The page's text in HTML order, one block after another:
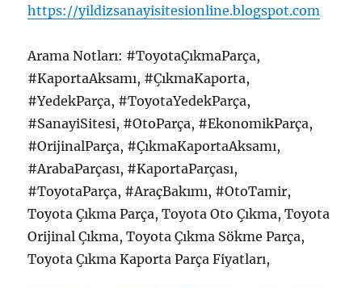
https://yildizsanayisitesionline.blogspot.com
Arama Notları: #ToyotaÇıkmaParça,
#KaportaAksamı, #ÇıkmaKaporta,
#YedekParça, #ToyotaYedekParça,
#SanayiSitesi, #OtoParça, #EkonomikParça,
#OrijinalParça, #ÇıkmaKaportaAksamı,
#ArabaParçası, #KaportaParçası,
#ToyotaParça, #AraçBakımı, #OtoTamir,
Toyota Çıkma Parça, Toyota Oto Çıkma, Toyota
Orijinal Çıkma, Toyota Çıkma Sökme Parça,
Toyota Çıkma Kaporta Parça Fiyatları,